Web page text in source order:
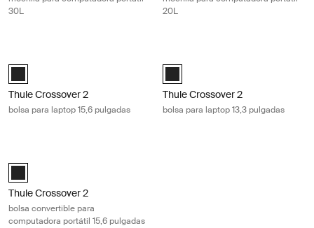
30L
20L
Thule Crossover 2 laptop bag 15.6" Negro (selected)
Thule Crossover 2
bolsa para laptop 15,6 pulgadas
Thule Crossover 2 laptop bag
Thule Crossover 2
bolsa para laptop 13,3 pulgadas
Thule Crossover 2 Convertible Laptop Bag 15.6" Negro (selected)
Thule Crossover 2
bolsa convertible para
computadora portátil 15,6 pulgadas